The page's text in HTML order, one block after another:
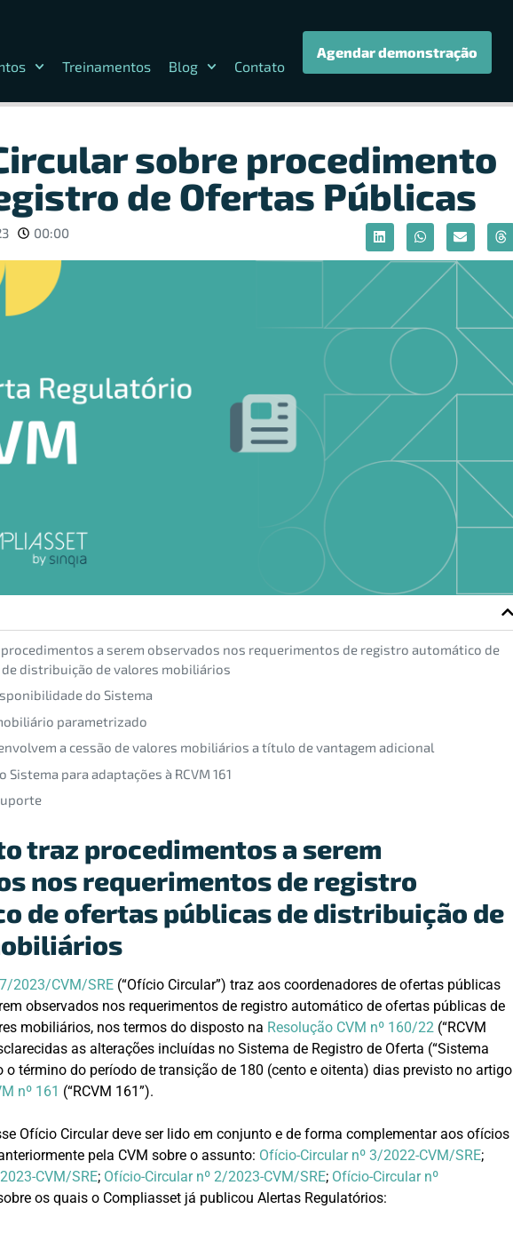
Treinamentos Blog Contato
Agendar demonstração
sobre procedimento
de Ofertas Públicas
00:00
a serem observados nos requerimentos de registro automático de
distribuição de valores mobiliários
do Sistema
parametrizado
a cessão de valores mobiliários a título de vantagem adicional
Sistema para adaptações à RCVM 161
traz procedimentos a serem
nos requerimentos de registro
de ofertas públicas de distribuição de
2023/CVM/SRE (“Ofício Circular”) traz aos coordenadores de ofertas públicas
observados nos requerimentos de registro automático de ofertas públicas de
mobiliários, nos termos do disposto na Resolução CVM nº 160/22 (“RCVM
as alterações incluídas no Sistema de Registro de Oferta (“Sistema
o término do período de transição de 180 (cento e oitenta) dias previsto no artigo
nº 161 (“RCVM 161”).
Ofício Circular deve ser lido em conjunto e de forma complementar aos ofícios
pela CVM sobre o assunto: Ofício-Circular nº 3/2022-CVM/SRE;
CVM/SRE; Ofício-Circular nº 2/2023-CVM/SRE; Ofício-Circular nº
os quais o Compliasset já publicou Alertas Regulatórios: